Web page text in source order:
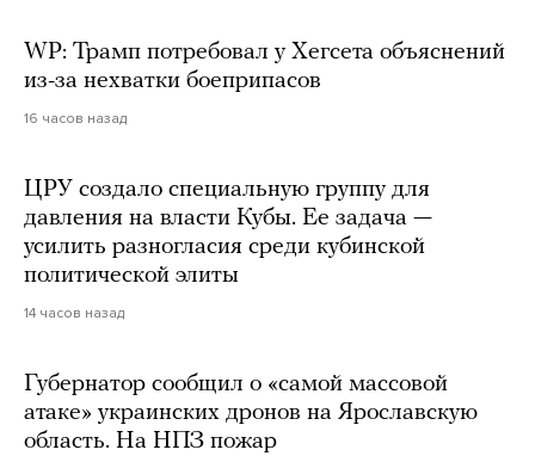
WP: Трамп потребовал у Хегсета объяснений
из-за нехватки боеприпасов
16 часов назад
ЦРУ создало специальную группу для
давления на власти Кубы. Ее задача —
усилить разногласия среди кубинской
политической элиты
14 часов назад
Губернатор сообщил о «самой массовой
атаке» украинских дронов на Ярославскую
область. На НПЗ пожар